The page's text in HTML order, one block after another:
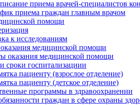
приема врачей-специалистов
приема граждан главным врачом
помощи
к исследованиям
медицинской помощи
оказания медицинской помощи
сроки госпитализациии
пациенту (взрослое отделение)
пациенту (детское отделение)
программы в здравоохранении
граждан в сфере охраны